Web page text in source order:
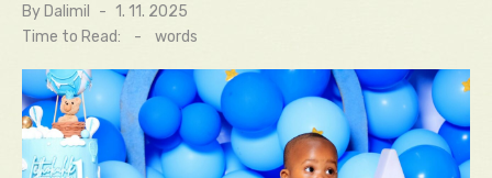
By Dalimil
Posted
on
1. 11. 2025
Time to Read:
- words